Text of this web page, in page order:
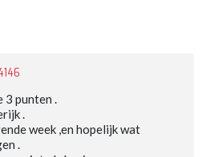
3 punten .
.
week ,en hopelijk wat
.